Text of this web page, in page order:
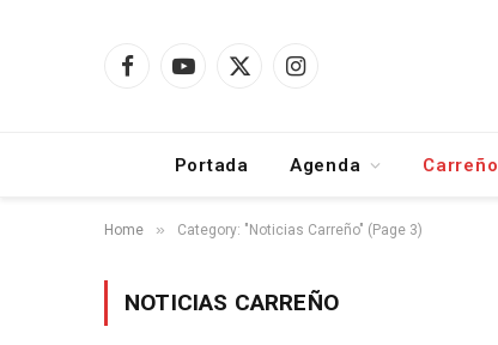
FacebookYouTube
X
Instagram
Portada Agenda Carreño
Home » Category: "Noticias Carreño" (Page 3)
NOTICIAS CARREÑO